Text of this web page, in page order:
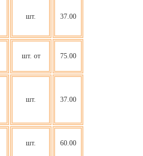
шт. 37.00
шт. от 75.00
шт. 37.00
шт. 60.00